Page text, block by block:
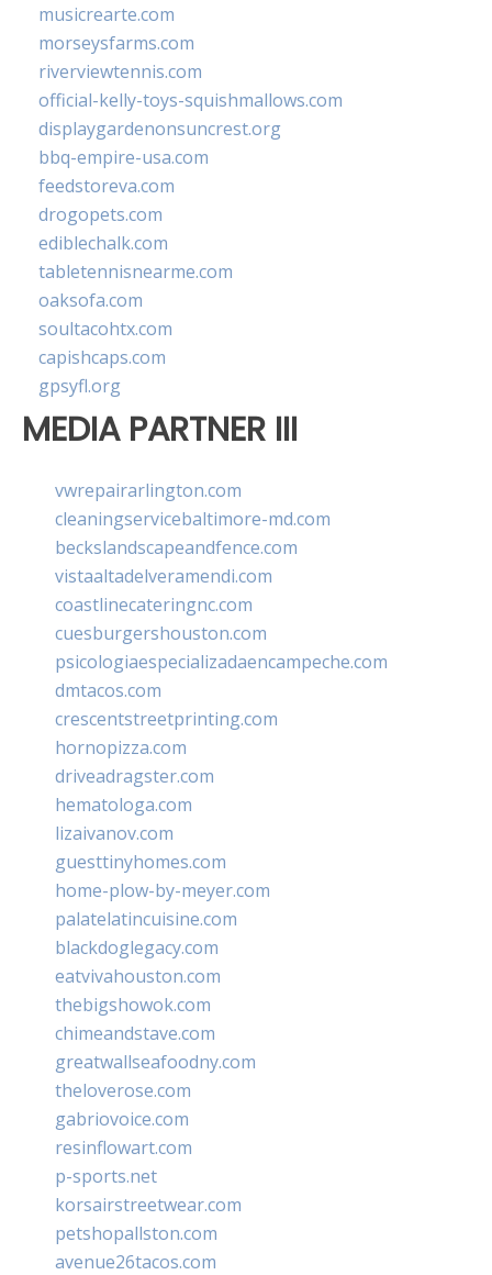
musicrearte.com
morseysfarms.com
riverviewtennis.com
official-kelly-toys-squishmallows.com
displaygardenonsuncrest.org
bbq-empire-usa.com
feedstoreva.com
drogopets.com
ediblechalk.com
tabletennisnearme.com
oaksofa.com
soultacohtx.com
capishcaps.com
gpsyfl.org
MEDIA PARTNER III
vwrepairarlington.com
cleaningservicebaltimore-md.com
beckslandscapeandfence.com
vistaaltadelveramendi.com
coastlinecateringnc.com
cuesburgershouston.com
psicologiaespecializadaencampeche.com
dmtacos.com
crescentstreetprinting.com
hornopizza.com
driveadragster.com
hematologa.com
lizaivanov.com
guesttinyhomes.com
home-plow-by-meyer.com
palatelatincuisine.com
blackdoglegacy.com
eatvivahouston.com
thebigshowok.com
chimeandstave.com
greatwallseafoodny.com
theloverose.com
gabriovoice.com
resinflowart.com
p-sports.net
korsairstreetwear.com
petshopallston.com
avenue26tacos.com